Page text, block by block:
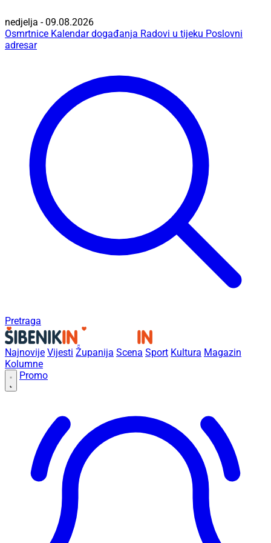
nedjelja - 09.08.2026
Osmrtnice Kalendar događanja Radovi u tijeku Poslovni
adresar
Pretraga
Najnovije Vijesti Županija Scena Sport Kultura Magazin
Kolumne
Promo